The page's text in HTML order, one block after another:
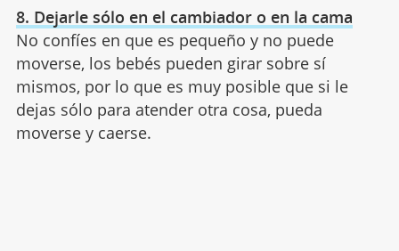
8. Dejarle sólo en el cambiador o en la cama
No confíes en que es pequeño y no puede
moverse, los bebés pueden girar sobre sí
mismos, por lo que es muy posible que si le
dejas sólo para atender otra cosa, pueda
moverse y caerse.